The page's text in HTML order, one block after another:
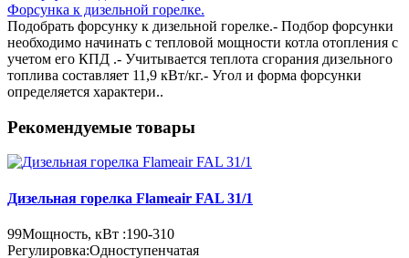
Форсунка к дизельной горелке.
Подобрать форсунку к дизельной горелке.- Подбор форсунки
необходимо начинать с тепловой мощности котла отопления с
учетом его КПД .- Учитывается теплота сгорания дизельного
топлива составляет 11,9 кВт/кг.- Угол и форма форсунки
определяется характери..
Рекомендуемые товары
Дизельная горелка Flameair FAL 31/1
99Мощность, кВт :190-310
Регулировка:Одноступенчатая